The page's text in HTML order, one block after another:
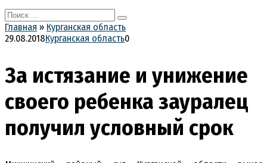
Search
for:
Главная » Курганская область
29.08.2018Курганская область0
За истязание и унижение
своего ребенка зауралец
получил условный срок